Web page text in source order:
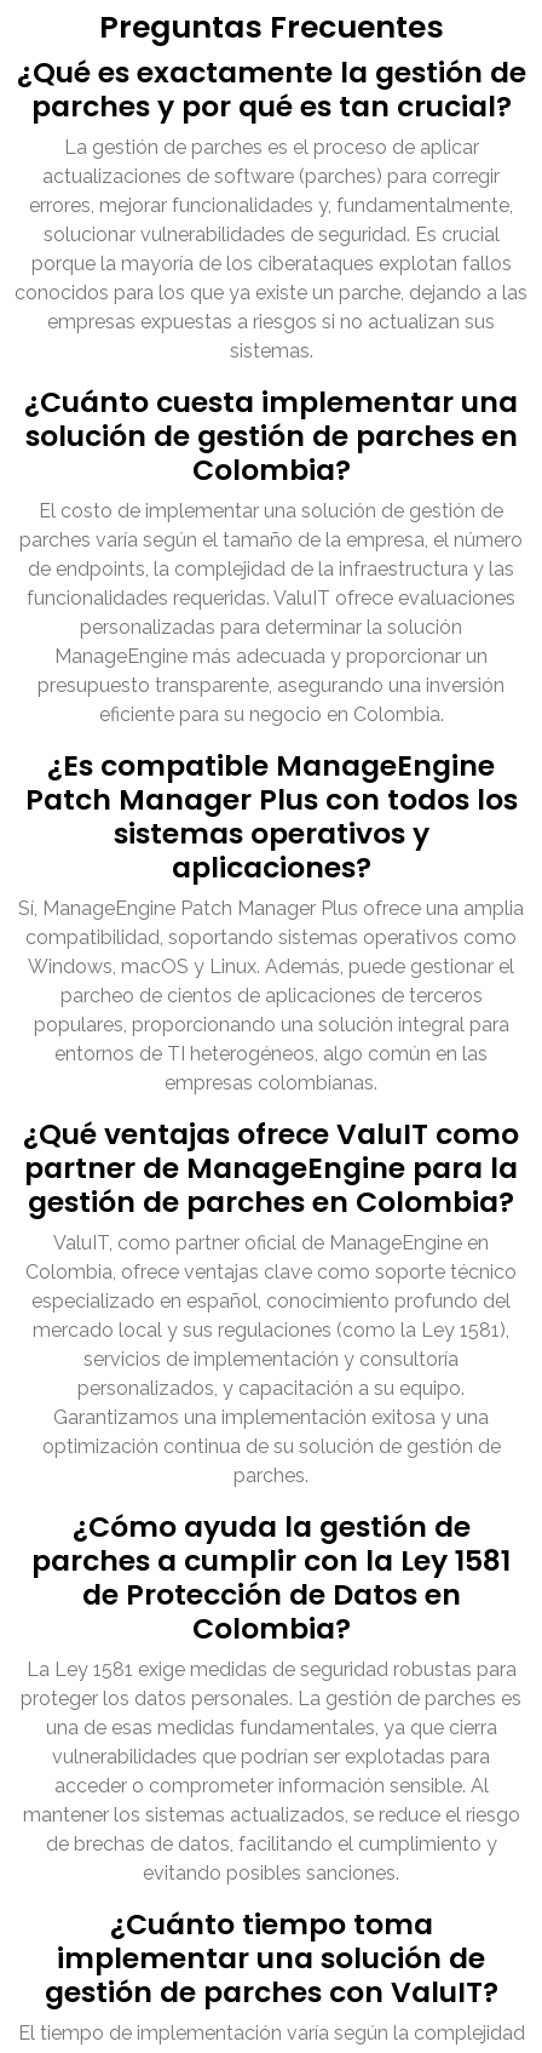
Preguntas Frecuentes
¿Qué es exactamente la gestión de
parches y por qué es tan crucial?
La gestión de parches es el proceso de aplicar
actualizaciones de software (parches) para corregir
errores, mejorar funcionalidades y, fundamentalmente,
solucionar vulnerabilidades de seguridad. Es crucial
porque la mayoría de los ciberataques explotan fallos
conocidos para los que ya existe un parche, dejando a las
empresas expuestas a riesgos si no actualizan sus
sistemas.
¿Cuánto cuesta implementar una
solución de gestión de parches en
Colombia?
El costo de implementar una solución de gestión de
parches varía según el tamaño de la empresa, el número
de endpoints, la complejidad de la infraestructura y las
funcionalidades requeridas. ValuIT ofrece evaluaciones
personalizadas para determinar la solución
ManageEngine más adecuada y proporcionar un
presupuesto transparente, asegurando una inversión
eficiente para su negocio en Colombia.
¿Es compatible ManageEngine
Patch Manager Plus con todos los
sistemas operativos y
aplicaciones?
Sí, ManageEngine Patch Manager Plus ofrece una amplia
compatibilidad, soportando sistemas operativos como
Windows, macOS y Linux. Además, puede gestionar el
parcheo de cientos de aplicaciones de terceros
populares, proporcionando una solución integral para
entornos de TI heterogéneos, algo común en las
empresas colombianas.
¿Qué ventajas ofrece ValuIT como
partner de ManageEngine para la
gestión de parches en Colombia?
ValuIT, como partner oficial de ManageEngine en
Colombia, ofrece ventajas clave como soporte técnico
especializado en español, conocimiento profundo del
mercado local y sus regulaciones (como la Ley 1581),
servicios de implementación y consultoría
personalizados, y capacitación a su equipo.
Garantizamos una implementación exitosa y una
optimización continua de su solución de gestión de
parches.
¿Cómo ayuda la gestión de
parches a cumplir con la Ley 1581
de Protección de Datos en
Colombia?
La Ley 1581 exige medidas de seguridad robustas para
proteger los datos personales. La gestión de parches es
una de esas medidas fundamentales, ya que cierra
vulnerabilidades que podrían ser explotadas para
acceder o comprometer información sensible. Al
mantener los sistemas actualizados, se reduce el riesgo
de brechas de datos, facilitando el cumplimiento y
evitando posibles sanciones.
¿Cuánto tiempo toma
implementar una solución de
gestión de parches con ValuIT?
El tiempo de implementación varía según la complejidad